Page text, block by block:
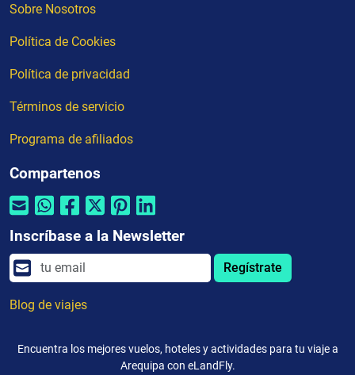
Sobre Nosotros
Política de Cookies
Política de privacidad
Términos de servicio
Programa de afiliados
Compartenos
Inscríbase a la Newsletter
Regístrate
Blog de viajes
Encuentra los mejores vuelos, hoteles y actividades para tu viaje a
Arequipa con eLandFly.